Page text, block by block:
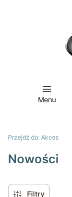
Menu
Przejdź do: Akces
Nowości
Filtry